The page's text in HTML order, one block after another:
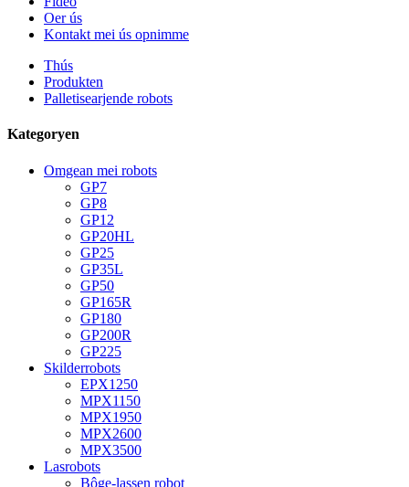
Oer ús
Kontakt mei ús opnimme
Thús
Produkten
Palletisearjende robots
Kategoryen
Omgean mei robots
GP7
GP8
GP12
GP20HL
GP25
GP35L
GP50
GP165R
GP180
GP200R
GP225
Skilderrobots
EPX1250
MPX1150
MPX1950
MPX2600
MPX3500
Lasrobots
Bôge-lassen robot